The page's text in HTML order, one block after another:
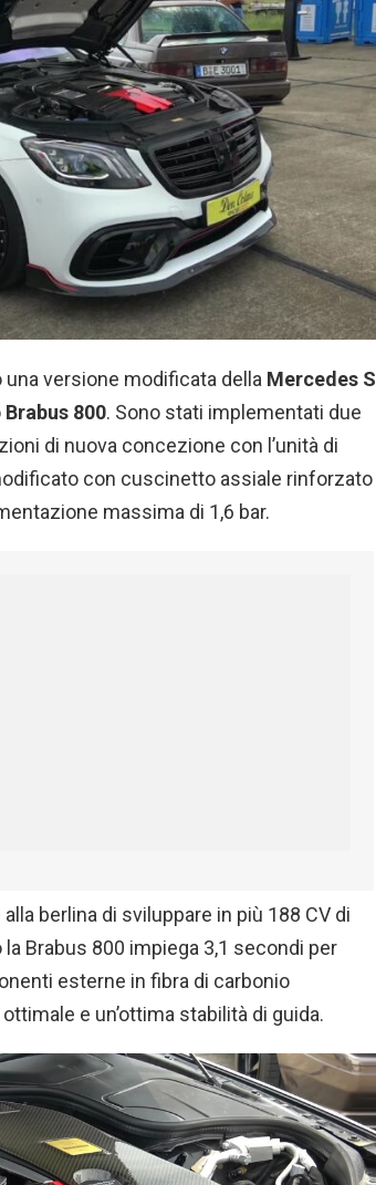
una versione modificata della Mercedes S
Brabus 800. Sono stati implementati due
di nuova concezione con l’unità di
con cuscinetto assiale rinforzato
massima di 1,6 bar.
berlina di sviluppare in più 188 CV di
Brabus 800 impiega 3,1 secondi per
esterne in fibra di carbonio
e un’ottima stabilità di guida.